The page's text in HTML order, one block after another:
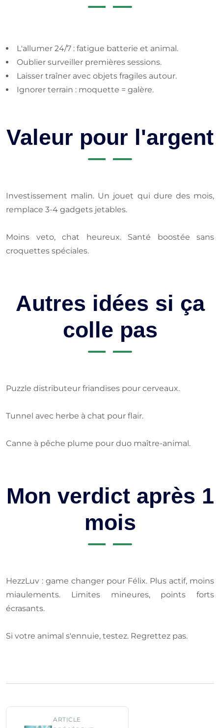
L'allumer 24/7 : fatigue batterie et animal.
Oublier surveiller premières sessions.
Laisser traîner avec objets fragiles autour.
Ignorer terrain : moquette = galère.
Valeur pour l'argent
Investissement malin. Un jouet qui dure des mois,
remplace 3-4 gadgets jetables.
Moins veto, chat heureux. Santé boostée sans
croquettes spéciales.
Autres idées si ça
colle pas
Puzzle distributeur friandises pour cerveaux.
Tunnel avec herbe à chat pour flair.
Canne à pêche plume pour duo maître-animal.
Mon verdict après 1
mois
HezzLuv : game changer pour Félix. Plus actif, moins
miaulements. Limites mineures, points forts
écrasants.
Si votre animal s'ennuie, testez. Regrettez pas.
ARTICLE